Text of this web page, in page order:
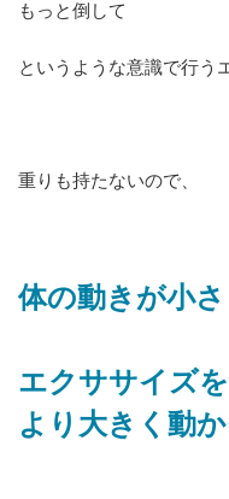
もっと倒して
というような意識で行う
重りも持たないので、
体の動きが小
エクササイズ
より大きく動